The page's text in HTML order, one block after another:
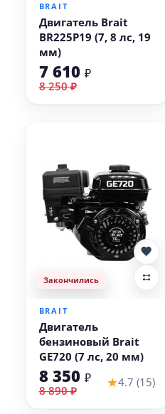
BRAIT
Двигатель Brait
BR225P19 (7, 8 лс, 19
мм)
7 610 ₽
8 250 ₽
Закончились
BRAIT
Двигатель
бензиновый Brait
GE720 (7 лс, 20 мм)
8 350 ₽
8 890 ₽ ★4.7 (15)